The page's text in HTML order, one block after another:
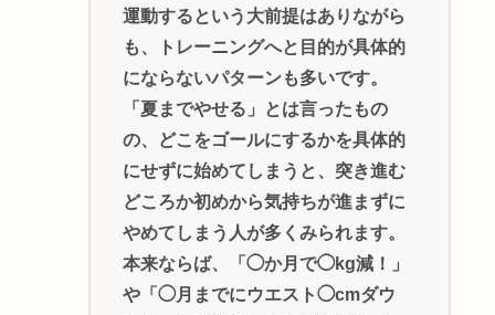
運動するという大前提はありながら
も、トレーニングへと目的が具体的
にならないパターンも多いです。
「夏までやせる」とは言ったもの
の、どこをゴールにするかを具体的
にせずに始めてしまうと、突き進む
どころか初めから気持ちが進まずに
やめてしまう人が多くみられます。
本来ならば、「◯か月で◯kg減！」
や「◯月までにウエスト◯cmダウ